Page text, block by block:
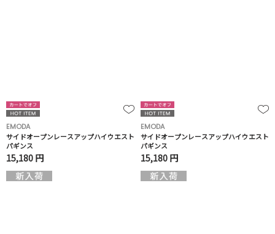
EMODA
サイドオープンレースアップハイウエスト
パギンス
15,180 円
EMODA
サイドオープンレースアップハイウエスト
パギンス
15,180 円